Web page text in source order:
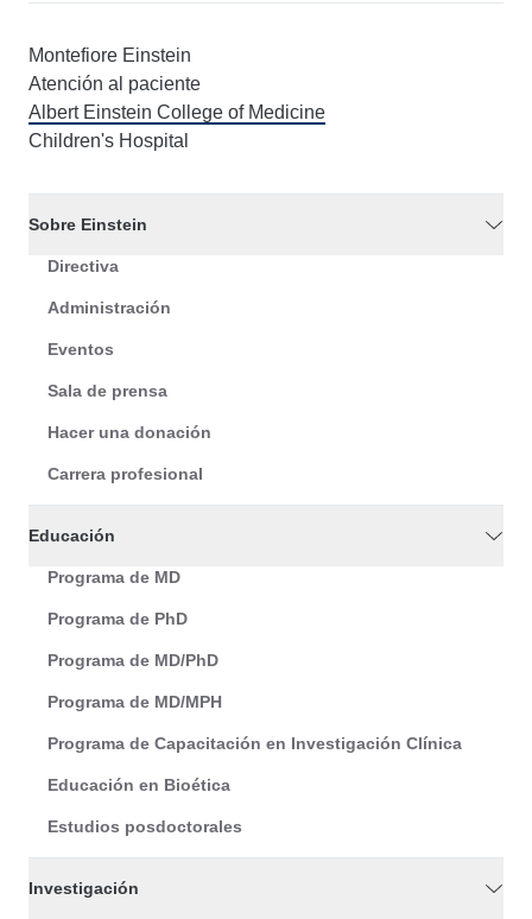
Montefiore Einstein
Atención al paciente
Albert Einstein College of Medicine
Children's Hospital
Sobre Einstein
Directiva
Administración
Eventos
Sala de prensa
Hacer una donación
Carrera profesional
Educación
Programa de MD
Programa de PhD
Programa de MD/PhD
Programa de MD/MPH
Programa de Capacitación en Investigación Clínica
Educación en Bioética
Estudios posdoctorales
Investigación